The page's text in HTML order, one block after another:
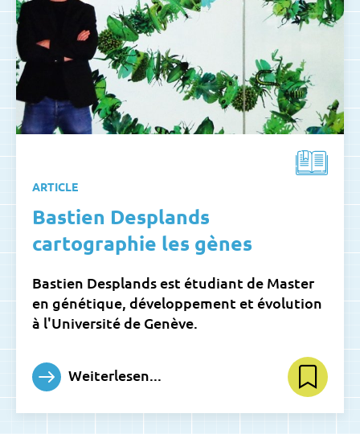
ARTICLE
Bastien Desplands
cartographie les gènes
Bastien Desplands est étudiant de Master
en génétique, développement et évolution
à l'Université de Genève.
Weiterlesen...